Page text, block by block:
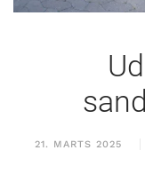
21. MARTS 2025